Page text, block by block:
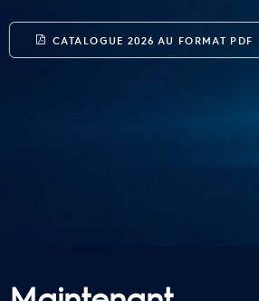
CATALOGUE 2026 AU FORMAT PDF